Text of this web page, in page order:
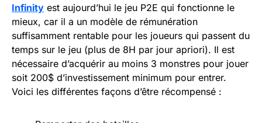
Infinity est aujourd’hui le jeu P2E qui fonctionne le
mieux, car il a un modèle de rémunération
suffisamment rentable pour les joueurs qui passent du
temps sur le jeu (plus de 8H par jour apriori). Il est
nécessaire d’acquérir au moins 3 monstres pour jouer
soit 200$ d’investissement minimum pour entrer.
Voici les différentes façons d’être récompensé :